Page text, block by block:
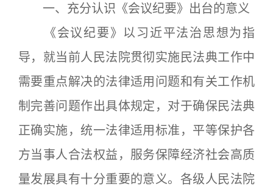
一、充分认识《会议纪要》出台的意义
《会议纪要》以习近平法治思想为指
导，就当前人民法院贯彻实施民法典工作中
需要重点解决的法律适用问题和有关工作机
制完善问题作出具体规定，对于确保民法典
正确实施，统一法律适用标准，平等保护各
方当事人合法权益，服务保障经济社会高质
量发展具有十分重要的意义。各级人民法院